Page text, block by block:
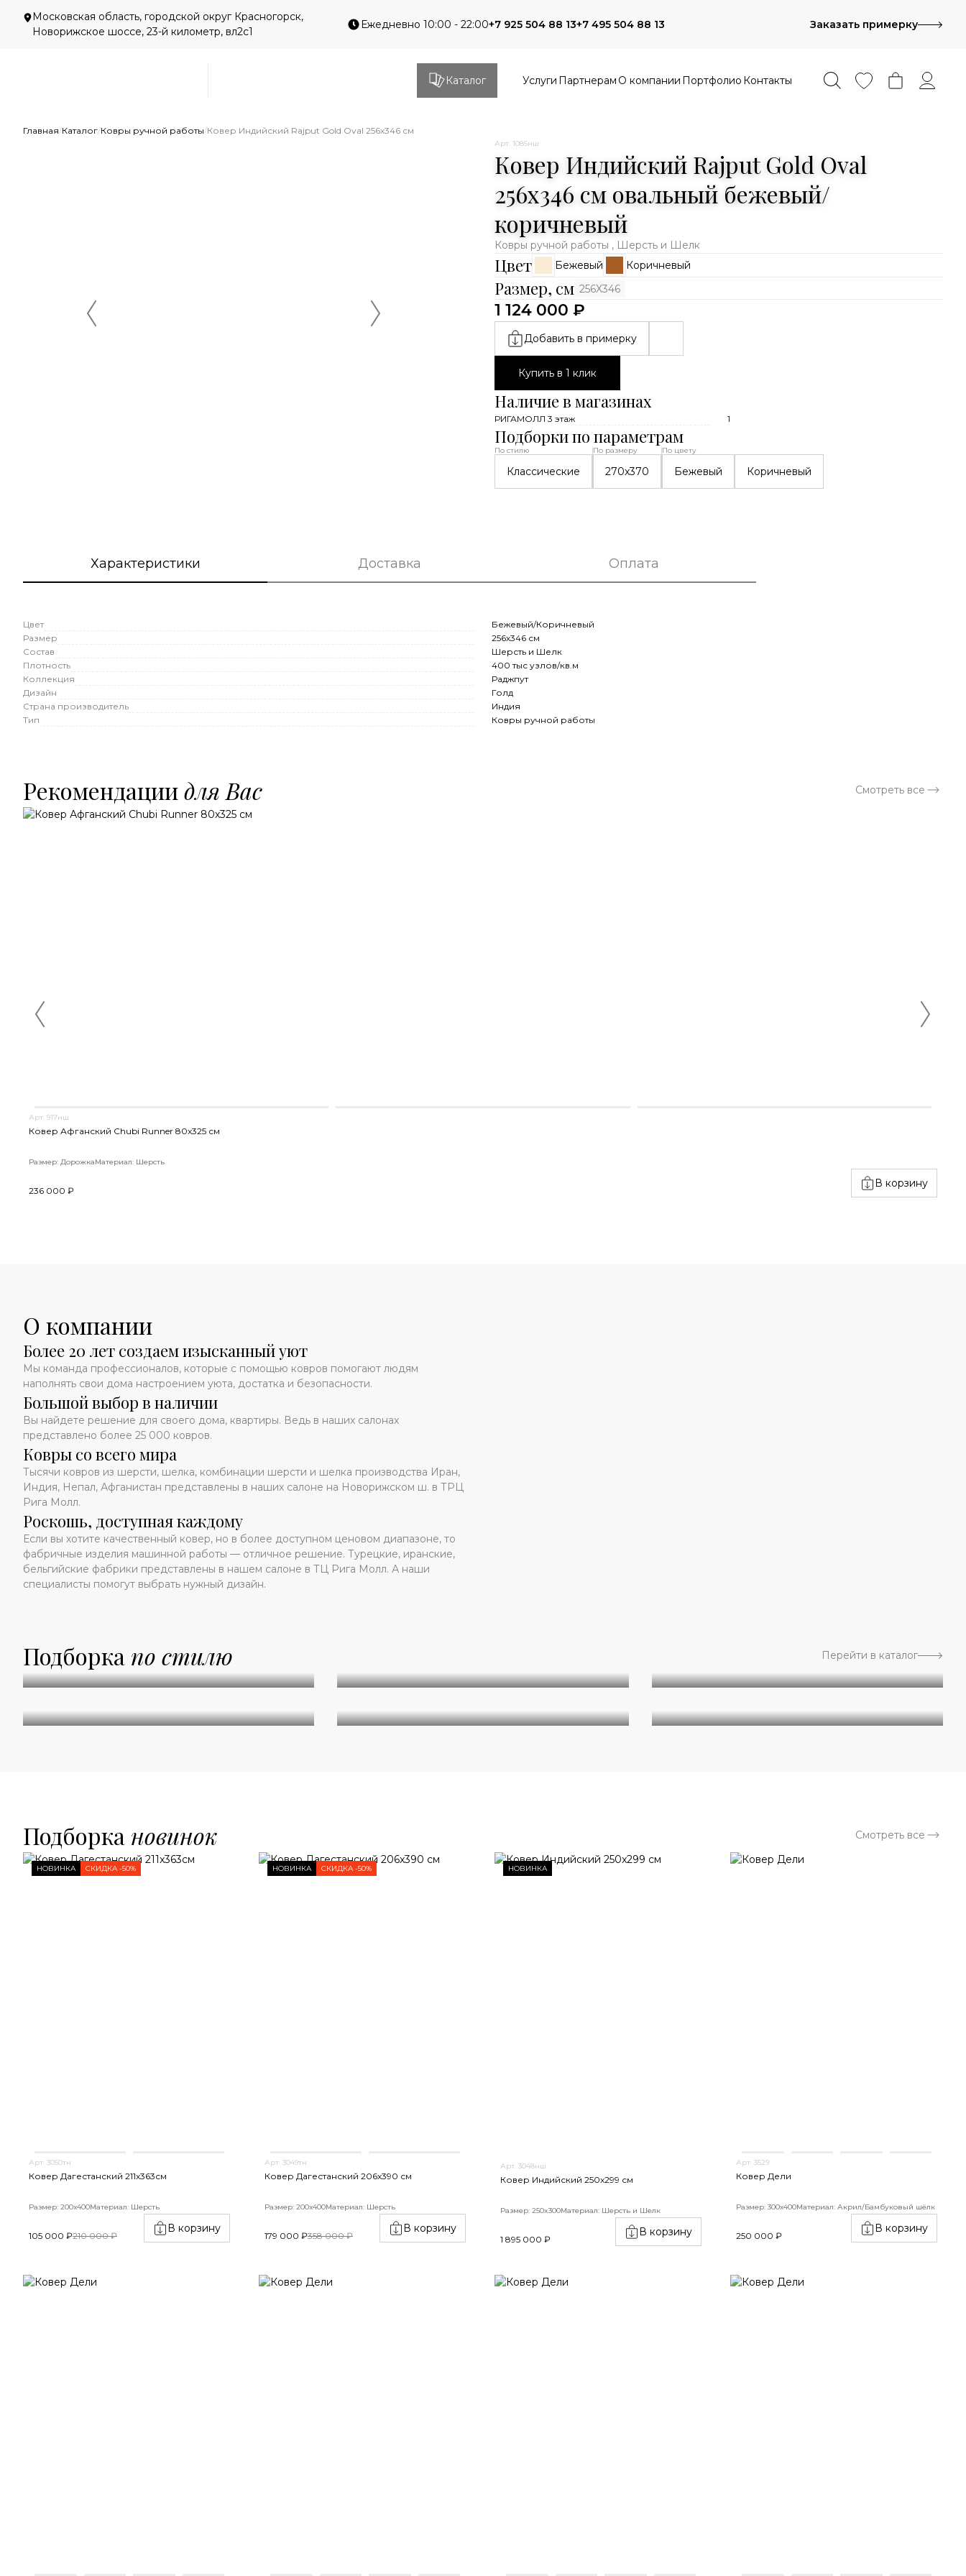
Московская область, городской округ Красногорск,
Новорижское шоссе, 23-й километр, вл2с1
Ежедневно 10:00 - 22:00+7 925 504 88 13+7 495 504 88 13 Заказать примерку
Каталог Услуги Партнерам О компании Портфолио Контакты
Главная/Каталог/Ковры ручной работы/Ковер Индийский Rajput Gold Oval 256x346 см
Арт. 1085нш
Ковер Индийский Rajput Gold Oval
256x346 см овальный бежевый/
коричневый
Ковры ручной работы , Шерсть и Шелк
Цвет Бежевый Коричневый
Размер, см 256X346
1 124 000 ₽
Добавить в примерку
Купить в 1 клик
Наличие в магазинах
РИГАМОЛЛ 3 этаж 1
Подборки по параметрам
По стилю
Классические
По размеру
270x370
По цвету
Бежевый Коричневый
Характеристики Доставка Оплата
Цвет
Бежевый/Коричневый
Размер
256x346 см
Состав
Шерсть и Шелк
Плотность
400 тыс узлов/кв.м
Коллекция
Раджпут
Дизайн
Голд
Страна производитель
Индия
Тип
Ковры ручной работы
Рекомендациидля Вас Смотреть все
Арт. 917нш
Ковер Афганский Chubi Runner 80x325 см
Размер: ДорожкаМатериал: Шерсть
236 000 ₽
В корзину
О компании
Более 20 лет создаем изысканный уют
Мы команда профессионалов, которые с помощью ковров помогают людям
наполнять свои дома настроением уюта, достатка и безопасности.
Большой выбор в наличии
Вы найдете решение для своего дома, квартиры. Ведь в наших салонах
представлено более 25 000 ковров.
Ковры со всего мира
Тысячи ковров из шерсти, шелка, комбинации шерсти и шелка производства Иран,
Индия, Непал, Афганистан представлены в наших салоне на Новорижском ш. в ТРЦ
Рига Молл.
Роскошь, доступная каждому
Если вы хотите качественный ковер, но в более доступном ценовом диапазоне, то
фабричные изделия машинной работы — отличное решение. Турецкие, иранские,
бельгийские фабрики представлены в нашем салоне в ТЦ Рига Молл. А наши
специалисты помогут выбрать нужный дизайн.
Подборка по стилю Перейти в каталог
Абстракция
Подборка новинок Смотреть все
НОВИНКА СКИДКА -50%
Арт. 3050тн
Ковер Дагестанский 211x363см
Размер: 200х400Материал: Шерсть
105 000 ₽210 000 ₽
В корзину
НОВИНКА СКИДКА -50%
Арт. 3049тн
Ковер Дагестанский 206x390 см
Размер: 200х400Материал: Шерсть
179 000 ₽358 000 ₽
В корзину
НОВИНКА
Арт. 3048нш
Ковер Индийский 250x299 см
Размер: 250x300Материал: Шерсть и Шелк
1 895 000 ₽
В корзину
Арт. 3529
Ковер Дели
Размер: 300х400Материал: Акрил/Бамбуковый шёлк
250 000 ₽
В корзину